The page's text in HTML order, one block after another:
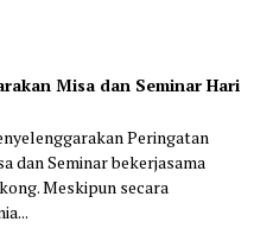
Misa dan Seminar Hari
Peringatan
dan Seminar bekerjasama
Meskipun secara